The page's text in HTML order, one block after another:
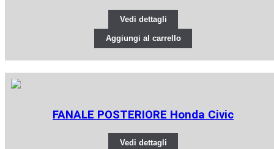
Vedi dettagli
Aggiungi al carrello
FANALE POSTERIORE Honda Civic
Vedi dettagli